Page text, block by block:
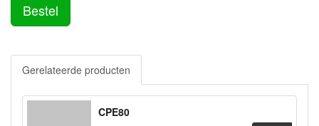
Bestel
Gerelateerde producten
CPE80